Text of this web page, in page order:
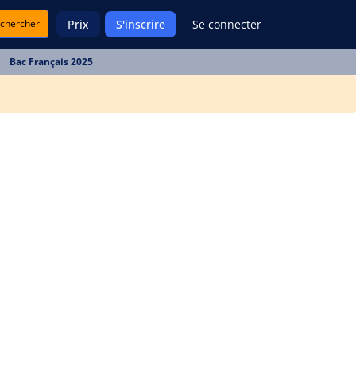
Prix S'inscrire Se connecter
Bac Français 2025